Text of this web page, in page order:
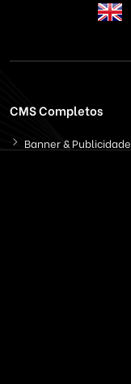
CMS Completos
Banner & Publicidade